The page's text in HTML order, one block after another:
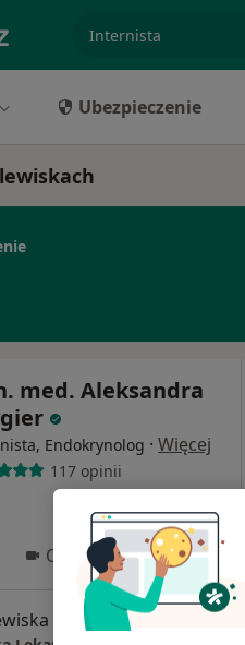
Ubezpieczenie
med. Aleksandra
Endokrynolog · Więcej
117 opinii
Online 2
Mapa